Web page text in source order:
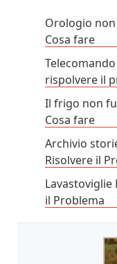
Orologio
Cosa fare
rispolvere il
Il frigo non
Cosa fare
Archivio
Risolvere il
Lavastoviglie
il Problema